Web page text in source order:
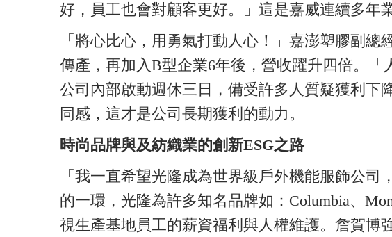
好，員工也會對顧客更好。」這是嘉威連續多年
「將心比心，用勇氣打動人心！」嘉澎塑膠副
傳產，再加入B型企業6年後，營收躍升四倍。「
公司內部啟動週休三日，備受許多人質疑獲利下
同感，這才是公司長期獲利的動力。
時尚品牌與及紡織業的創新ESG之路
「我一直希望光隆成為世界級戶外機能服飾公
的一環，光隆為許多知名品牌如：Columbia、
視生產基地員工的薪資福利與人權維護。詹賀博